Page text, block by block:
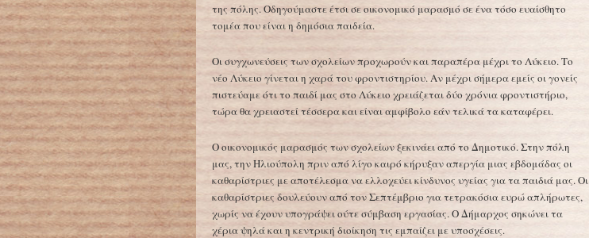
της πόλης. Οδηγούμαστε έτσι σε οικονομικό μαρασμό σε ένα τόσο ευαίσθητο
τομέα που είναι η δημόσια παιδεία.
Οι συγχωνεύσεις των σχολείων προχωρούν και παραπέρα μέχρι το Λύκειο. Το
νέο Λύκειο γίνεται η χαρά του φροντιστηρίου. Αν μέχρι σήμερα εμείς οι γονείς
πιστεύαμε ότι το παιδί μας στο Λύκειο χρειάζεται δύο χρόνια φροντιστήριο,
τώρα θα χρειαστεί τέσσερα και είναι αμφίβολο εάν τελικά τα καταφέρει.
Ο οικονομικός μαρασμός των σχολείων ξεκινάει από το Δημοτικό. Στην πόλη
μας, την Ηλιούπολη πριν από λίγο καιρό κήρυξαν απεργία μιας εβδομάδας οι
καθαρίστριες με αποτέλεσμα να ελλοχεύει κίνδυνος υγείας για τα παιδιά μας. Οι
καθαρίστριες δουλεύουν από τον Σεπτέμβριο για τετρακόσια ευρώ απλήρωτες,
χωρίς να έχουν υπογράψει ούτε σύμβαση εργασίας. Ο Δήμαρχος σηκώνει τα
χέρια ψηλά και η κεντρική διοίκηση τις εμπαίζει με υποσχέσεις.